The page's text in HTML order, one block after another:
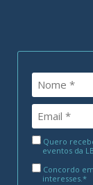
Quero
eventos da
Concordo
interesses.*